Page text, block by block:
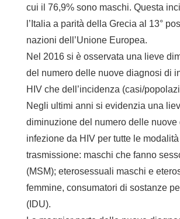
cui il 76,9% sono maschi. Questa
l’Italia a parità della Grecia al 13°
nazioni dell’Unione Europea.
Nel 2016 si è osservata una lieve
del numero delle nuove diagnosi di
HIV che dell’incidenza (casi/
Negli ultimi anni si evidenzia una
diminuzione del numero delle nuove
infezione da HIV per tutte le
trasmissione: maschi che fanno
(MSM); eterosessuali maschi e
femmine, consumatori di sostanze
(IDU).